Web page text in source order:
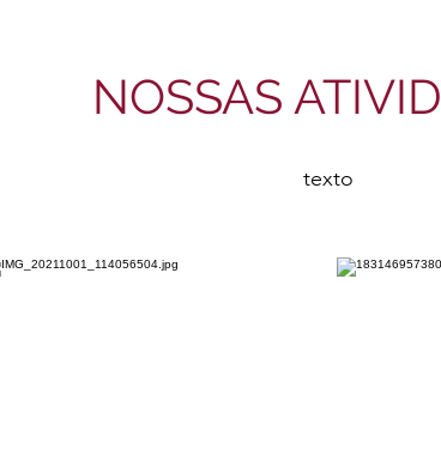
NOSSAS
texto